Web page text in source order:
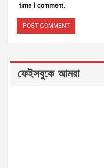
time I comment.
ফেইসবুকে আমরা